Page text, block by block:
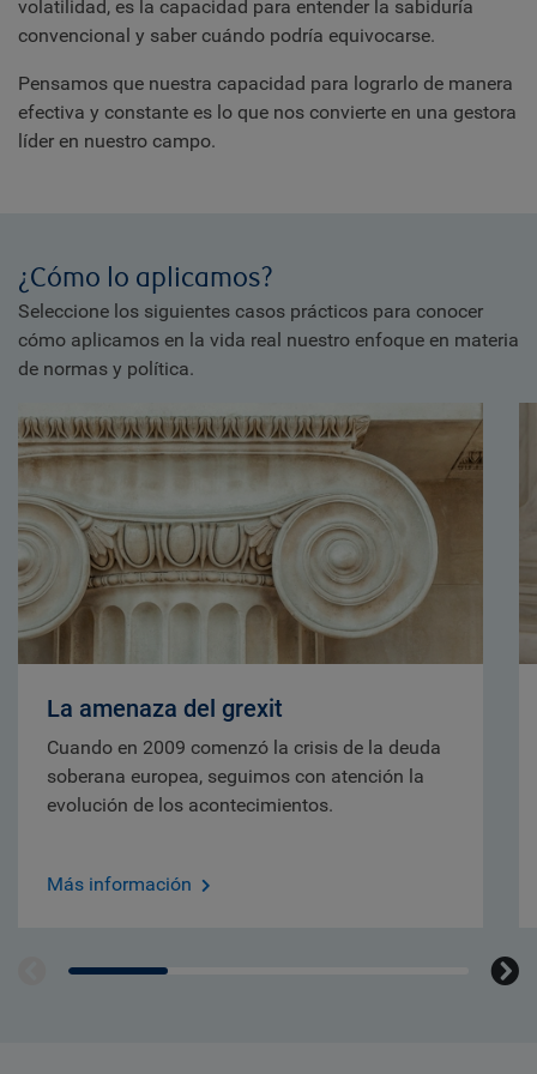
volatilidad, es la capacidad para entender la sabiduría
convencional y saber cuándo podría equivocarse.
Pensamos que nuestra capacidad para lograrlo de manera
efectiva y constante es lo que nos convierte en una gestora
líder en nuestro campo.
¿Cómo lo aplicamos?
Seleccione los siguientes casos prácticos para conocer
cómo aplicamos en la vida real nuestro enfoque en materia
de normas y política.
La amenaza del grexit
Cuando en 2009 comenzó la crisis de la deuda
soberana europea, seguimos con atención la
evolución de los acontecimientos.
Más información